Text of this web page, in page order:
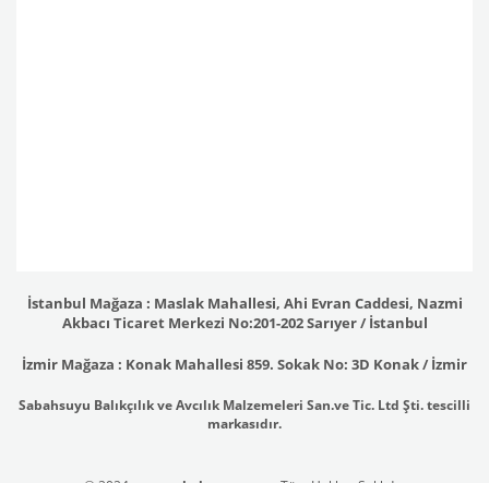
İstanbul Mağaza : Maslak Mahallesi, Ahi Evran Caddesi, Nazmi
Akbacı Ticaret Merkezi No:201-202 Sarıyer / İstanbul
İzmir Mağaza : Konak Mahallesi 859. Sokak No: 3D Konak / İzmir
Sabahsuyu Balıkçılık ve Avcılık Malzemeleri San.ve Tic. Ltd Şti. tescilli
markasıdır.